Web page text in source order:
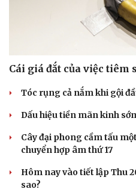
Cái giá đắt của việc
Tóc rụng cả nắm khi gội
Dấu hiệu tiền mãn kinh
Cây đại phong cầm tấu
chuyển hợp âm thứ 17
Hôm nay vào tiết lập Thu
sao?